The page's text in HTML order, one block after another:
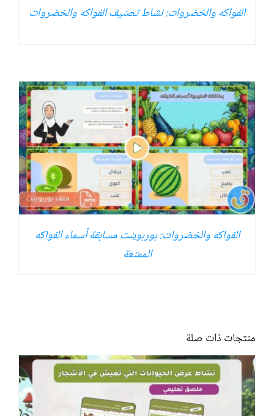
الفواكه والخضروات: نشاط تصنيف الفواكه والخضروات
الفواكه والخضروات: بوربوينت مسابقة أسماء الفواكه
الممتعة
منتجات ذات صلة